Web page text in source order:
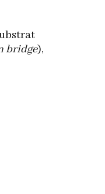
bridge),